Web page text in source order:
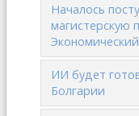
Началось
магистерскую
ИИ будет
Болгарии